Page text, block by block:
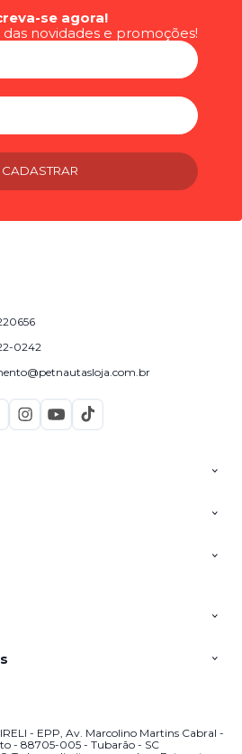
se agora!
novidades e promoções!
CADASTRAR
0242
- EPP, Av. Marcolino Martins Cabral -
- 88705-005 - Tubarão - SC